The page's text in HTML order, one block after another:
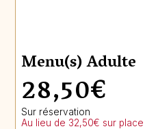
Menu(s) Adulte
28,50€
Sur réservation
Au lieu de 32,50€ sur place